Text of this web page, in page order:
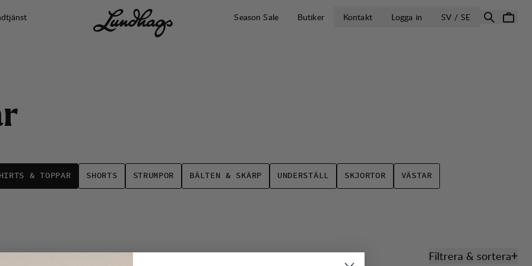
Season Sale Butiker Kontakt Logga in SV / SEÖPPNA VÄLJ
r
& TOPPAR SHORTS STRUMPOR BÄLTEN & SKÄRP UNDERSTÄLL SKJORTOR VÄSTAR
Filtrera & sortera